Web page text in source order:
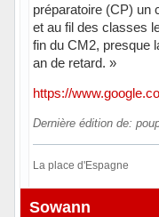
préparatoire (CP) un
et au fil des classes
fin du CM2, presque
an de retard. »
https://
Dernière édition de:
La place d'Espagne
Hors ligne
Sowann